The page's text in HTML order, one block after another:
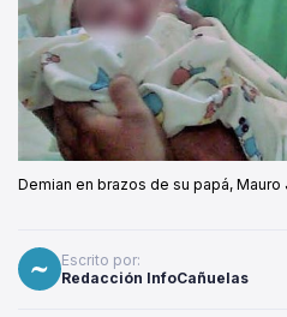
Demian en brazos de su papá, Mauro
Escrito por:
Redacción InfoCañuelas